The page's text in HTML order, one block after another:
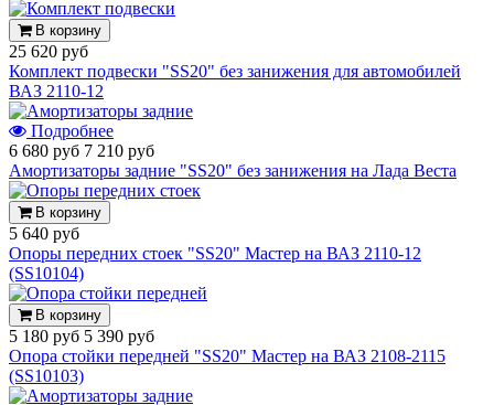
В корзину
25 620 руб
Комплект подвески "SS20" без занижения для автомобилей
ВАЗ 2110-12
Подробнее
6 680 руб 7 210 руб
Амортизаторы задние "SS20" без занижения на Лада Веста
В корзину
5 640 руб
Опоры передних стоек "SS20" Мастер на ВАЗ 2110-12
(SS10104)
В корзину
5 180 руб 5 390 руб
Опора стойки передней "SS20" Мастер на ВАЗ 2108-2115
(SS10103)